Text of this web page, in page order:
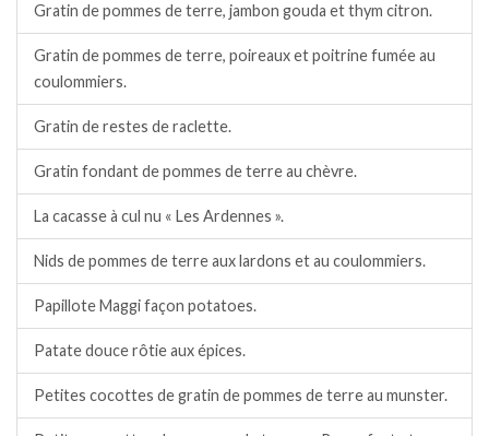
Gratin de pommes de terre, jambon gouda et thym citron.
Gratin de pommes de terre, poireaux et poitrine fumée au
coulommiers.
Gratin de restes de raclette.
Gratin fondant de pommes de terre au chèvre.
La cacasse à cul nu « Les Ardennes ».
Nids de pommes de terre aux lardons et au coulommiers.
Papillote Maggi façon potatoes.
Patate douce rôtie aux épices.
Petites cocottes de gratin de pommes de terre au munster.